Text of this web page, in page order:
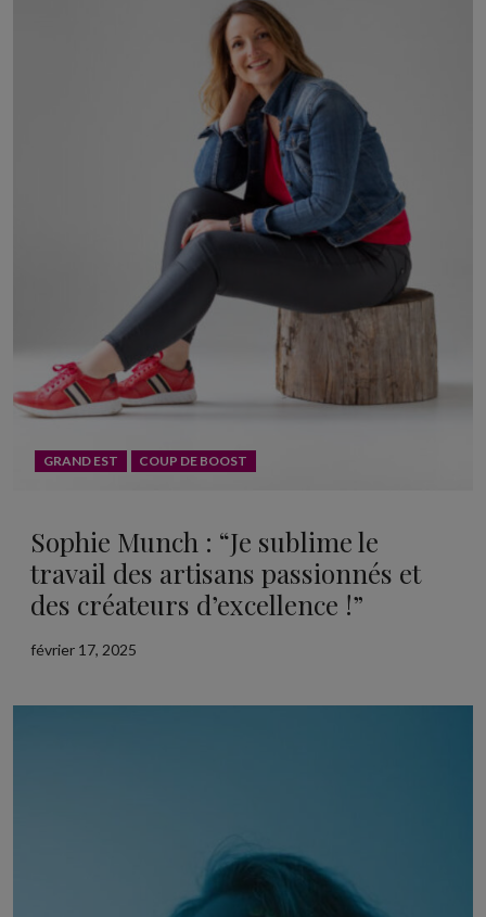
GRAND EST COUP DE BOOST
Sophie Munch : “Je sublime le
travail des artisans passionnés et
des créateurs d’excellence !”
février 17, 2025